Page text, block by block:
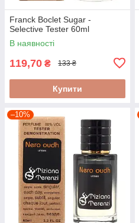
Franck Boclet Sugar -
Selective Tester 60ml
В наявності
119,70 ₴ 133 ₴
Купити
–10%